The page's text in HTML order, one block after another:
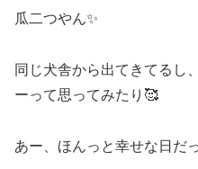
瓜二つやん✨
同じ犬舎から出てきてるし
ーって思ってみたり🥰
あー、ほんっと幸せな日だ